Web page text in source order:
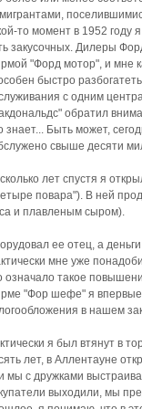
то момент в 1952 году
закусочных. Дилеры
"Форд мотор", и мне
быстро
с одним
обратил
знает... Быть может,
свыше десяти
лет спустя я
повара"). В ней
и плавленым сыром).
ее отец, а
мне уже
означало такое
"Фор шефе" я впервые
в нашем
я был втянут в
лет, в Аллентауне
мы с дружками
выходили, мы